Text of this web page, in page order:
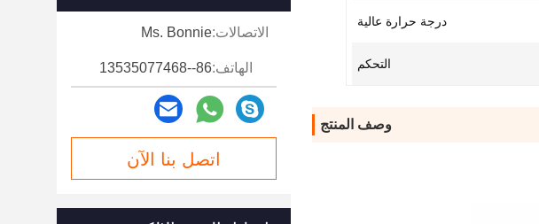
درجة حرارة عالية
التحكم
وصف المنتج
الاتصالات:Ms. Bonnie
الهاتف:86--13535077468
اتصل بنا الآن